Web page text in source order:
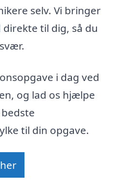
selv. Vi bringer
til dig, så du
i dag ved
og lad os hjælpe
til din opgave.